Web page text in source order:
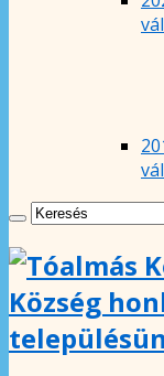
Község